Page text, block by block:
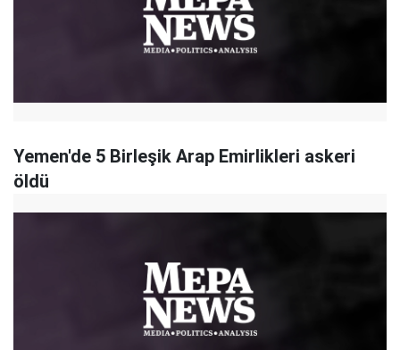
Yemen'de 5 Birleşik Arap Emirlikleri askeri
öldü